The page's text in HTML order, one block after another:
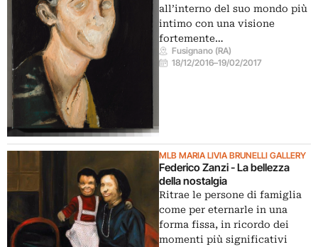
all’interno del suo mondo più
intimo con una visione
fortemente…
Fusignano (RA)
18/12/2016–19/02/2017
MLB MARIA LIVIA BRUNELLI GALLERY
Federico Zanzi - La bellezza
della nostalgia
Ritrae le persone di famiglia
come per eternarle in una
forma fissa, in ricordo dei
momenti più significativi